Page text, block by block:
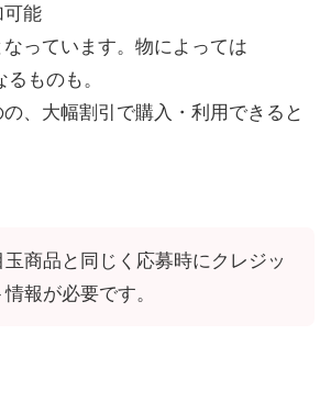
可能
っています。物によっては
ものも。
、大幅割引で購入・利用できると
玉商品と同じく応募時にクレジッ
情報が必要です。